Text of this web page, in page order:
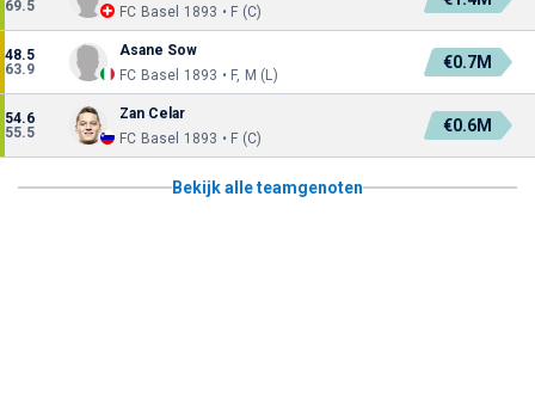
69.5
FC Basel 1893 • F (C)
48.5
63.9
Asane Sow
FC Basel 1893 • F, M (L)
€0.7M
54.6
55.5
Zan Celar
FC Basel 1893 • F (C)
€0.6M
Bekijk alle teamgenoten